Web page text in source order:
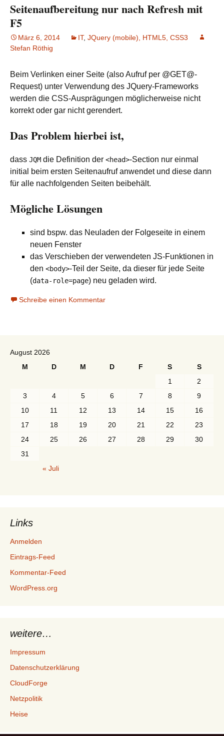
Seitenaufbereitung nur nach Refresh mit
F5
März 6, 2014 IT, JQuery (mobile), HTML5, CSS3
Stefan Röthig
Beim Verlinken einer Seite (also Aufruf per @GET@-
Request) unter Verwendung des JQuery-Frameworks
werden die CSS-Ausprägungen möglicherweise nicht
korrekt oder gar nicht gerendert.
Das Problem hierbei ist,
dass JQM die Definition der <head>-Section nur einmal
initial beim ersten Seitenaufruf anwendet und diese dann
für alle nachfolgenden Seiten beibehält.
Mögliche Lösungen
sind bspw. das Neuladen der Folgeseite in einem
neuen Fenster
das Verschieben der verwendeten JS-Funktionen in
den <body>-Teil der Seite, da dieser für jede Seite
(data-role=page) neu geladen wird.
Schreibe einen Kommentar
August 2026
M
D M D F S
S
1
2
3
4 5 6 7 8
9
10
11 12 13 14 15
16
17
18 19 20 21 22
23
24
25 26 27 28 29
30
31
« Juli
Links
Anmelden
Eintrags-Feed
Kommentar-Feed
WordPress.org
weitere…
Impressum
Datenschutzerklärung
CloudForge
Netzpolitik
Heise